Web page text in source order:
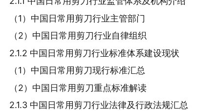
（1）中国日常用剪刀行业主管部门
（2）中国日常用剪刀行业自律组织
2.1.2 中国日常用剪刀行业标准体系建设现状
（1）中国日常用剪刀现行标准汇总
（2）中国日常用剪刀重点标准解读
2.1.3 中国日常用剪刀行业法律及行政法规汇总